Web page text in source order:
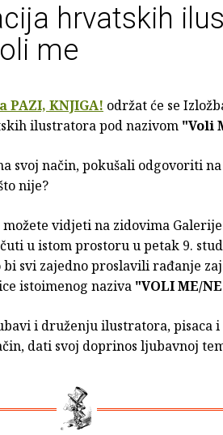
hrvatskih
me
PAZI, KNJIGA! održat će se
ilustratora pod nazivom "Voli
svoj način, pokušali odgovoriti
nije?
vidjeti na zidovima
u istom prostoru u petak 9.
svi zajedno proslavili rađanje
istoimenog naziva "VOLI ME/
i druženju ilustratora, pisaca
dati svoj doprinos ljubavnoj